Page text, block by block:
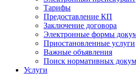
Тарифы
Предоставление КП
Заключение договора
Электронные формы
Приостановленные услуги
Важные объявления
Поиск нормативных
Услуги